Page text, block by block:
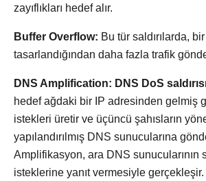
zayıflıkları hedef alır.
Buffer Overflow: Bu tür saldırılarda,
tasarlandığından daha fazla trafik
DNS Amplification: DNS DoS
hedef ağdaki bir IP adresinden gelmiş
istekleri üretir ve üçüncü şahısların
yapılandırılmış DNS sunucularına
Amplifikasyon, ara DNS sunucularının
isteklerine yanıt vermesiyle gerçekleşir.